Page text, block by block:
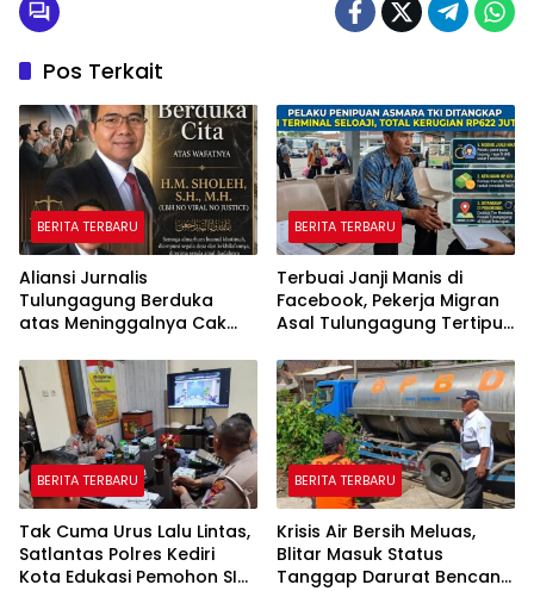
Pos Terkait
BERITA TERBARU
Aliansi Jurnalis
Tulungagung Berduka
atas Meninggalnya Cak
“Beliau Pejuang Keadilan
yang Vokal”
BERITA TERBARU
Terbuai Janji Manis di
Facebook, Pekerja Migran
Asal Tulungagung Tertipu
BERITA TERBARU
Tak Cuma Urus Lalu Lintas,
Satlantas Polres Kediri
Kota Edukasi Pemohon SIM
BERITA TERBARU
Krisis Air Bersih Meluas,
Blitar Masuk Status
Tanggap Darurat Bencana